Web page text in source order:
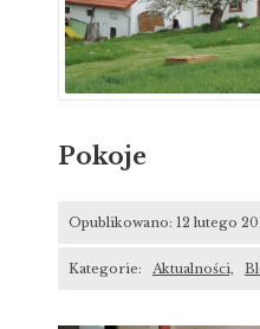
Pokoje
Opublikowano: 12 lutego
Kategorie: Aktualności,